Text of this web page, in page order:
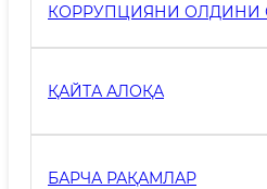
КОРРУПЦИЯНИ ОЛДИНИ
ҚАЙТА АЛОҚА
БАРЧА РАҚАМЛАР